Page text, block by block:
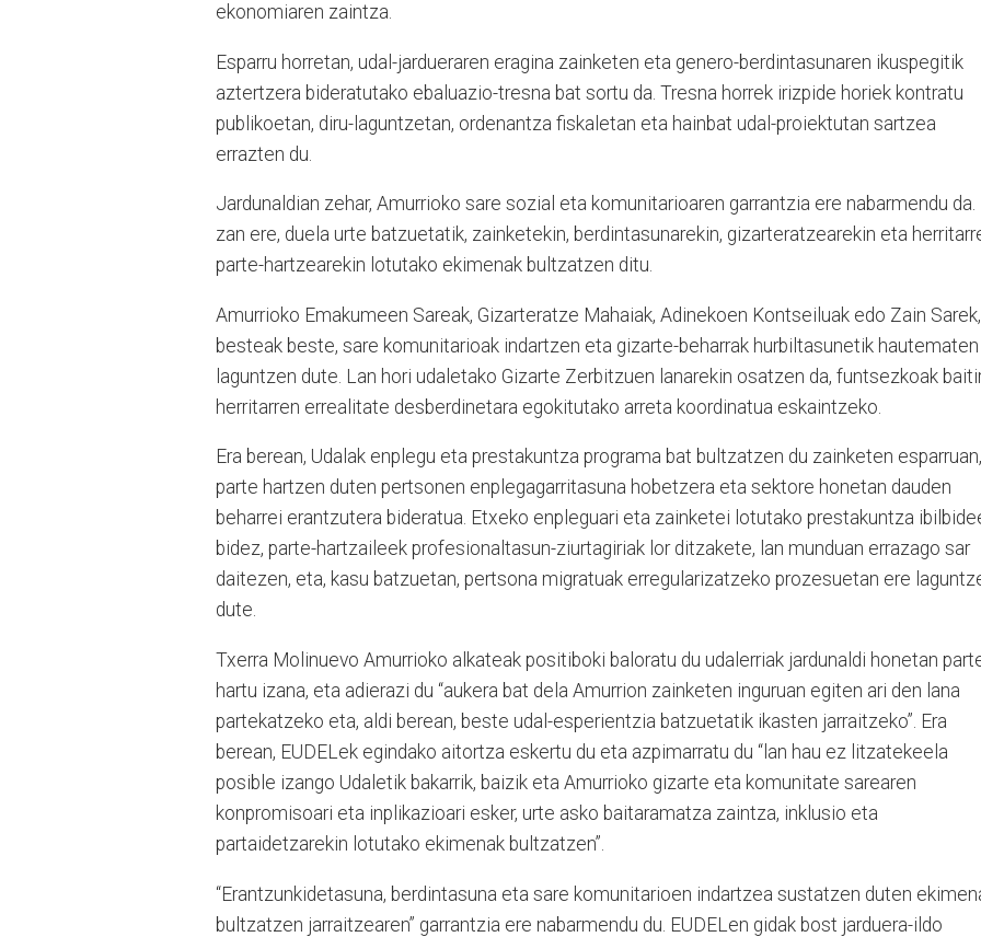
ekonomiaren zaintza.
Esparru horretan, udal-jardueraren eragina zainketen eta genero-berdintasunaren ikuspegitik
aztertzera bideratutako ebaluazio-tresna bat sortu da. Tresna horrek irizpide horiek kontratu
publikoetan, diru-laguntzetan, ordenantza fiskaletan eta hainbat udal-proiektutan sartzea
errazten du.
Jardunaldian zehar, Amurrioko sare sozial eta komunitarioaren garrantzia ere nabarmendu da.
zan ere, duela urte batzuetatik, zainketekin, berdintasunarekin, gizarteratzearekin eta
parte-hartzearekin lotutako ekimenak bultzatzen ditu.
Amurrioko Emakumeen Sareak, Gizarteratze Mahaiak, Adinekoen Kontseiluak edo Zain Sarek,
besteak beste, sare komunitarioak indartzen eta gizarte-beharrak hurbiltasunetik hautematen
laguntzen dute. Lan hori udaletako Gizarte Zerbitzuen lanarekin osatzen da, funtsezkoak
herritarren errealitate desberdinetara egokitutako arreta koordinatua eskaintzeko.
Era berean, Udalak enplegu eta prestakuntza programa bat bultzatzen du zainketen esparruan,
parte hartzen duten pertsonen enplegagarritasuna hobetzera eta sektore honetan dauden
beharrei erantzutera bideratua. Etxeko enpleguari eta zainketei lotutako prestakuntza
bidez, parte-hartzaileek profesionaltasun-ziurtagiriak lor ditzakete, lan munduan errazago sar
daitezen, eta, kasu batzuetan, pertsona migratuak erregularizatzeko prozesuetan ere
dute.
Txerra Molinuevo Amurrioko alkateak positiboki baloratu du udalerriak jardunaldi honetan
hartu izana, eta adierazi du “aukera bat dela Amurrion zainketen inguruan egiten ari den lana
partekatzeko eta, aldi berean, beste udal-esperientzia batzuetatik ikasten jarraitzeko”. Era
berean, EUDELek egindako aitortza eskertu du eta azpimarratu du “lan hau ez litzatekeela
posible izango Udaletik bakarrik, baizik eta Amurrioko gizarte eta komunitate sarearen
konpromisoari eta inplikazioari esker, urte asko baitaramatza zaintza, inklusio eta
partaidetzarekin lotutako ekimenak bultzatzen”.
“Erantzunkidetasuna, berdintasuna eta sare komunitarioen indartzea sustatzen duten
bultzatzen jarraitzearen” garrantzia ere nabarmendu du. EUDELen gidak bost jarduera-ildo